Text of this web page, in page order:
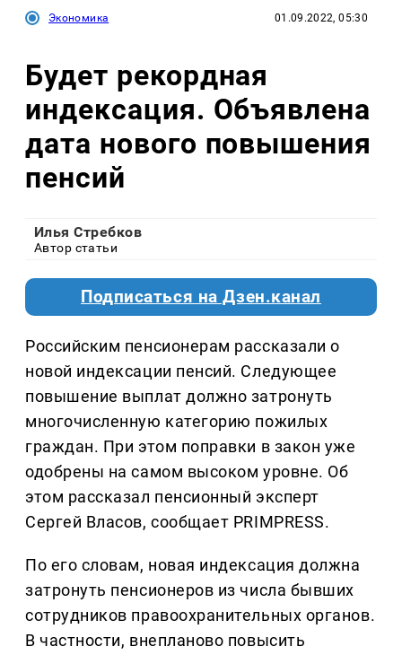
Экономика 01.09.2022, 05:30
Будет рекордная
индексация. Объявлена
дата нового повышения
пенсий
Илья Стребков
Автор статьи
Подписаться на Дзен.канал
Российским пенсионерам рассказали о
новой индексации пенсий. Следующее
повышение выплат должно затронуть
многочисленную категорию пожилых
граждан. При этом поправки в закон уже
одобрены на самом высоком уровне. Об
этом рассказал пенсионный эксперт
Сергей Власов, сообщает PRIMPRESS.
По его словам, новая индексация должна
затронуть пенсионеров из числа бывших
сотрудников правоохранительных органов.
В частности, внепланово повысить